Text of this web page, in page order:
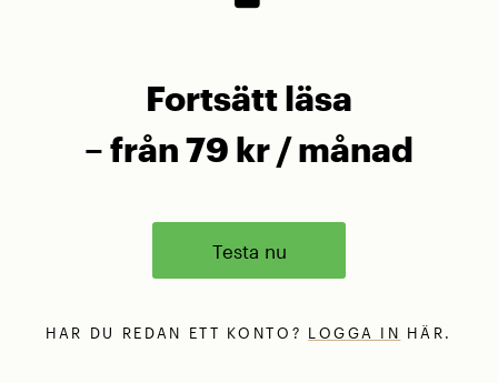
Fortsätt läsa
– från 79 kr / månad
Testa nu
HAR DU REDAN ETT KONTO? LOGGA IN HÄR.